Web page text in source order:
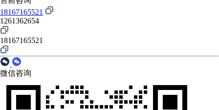
18167165521
1261362654
18167165521
微信咨询